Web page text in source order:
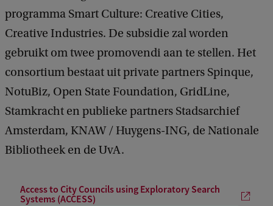
programma Smart Culture: Creative Cities,
Creative Industries. De subsidie zal worden
gebruikt om twee promovendi aan te stellen. Het
consortium bestaat uit private partners Spinque,
NotuBiz, Open State Foundation, GridLine,
Stamkracht en publieke partners Stadsarchief
Amsterdam, KNAW / Huygens-ING, de Nationale
Bibliotheek en de UvA.
Access to City Councils using Exploratory Search
Systems (ACCESS)